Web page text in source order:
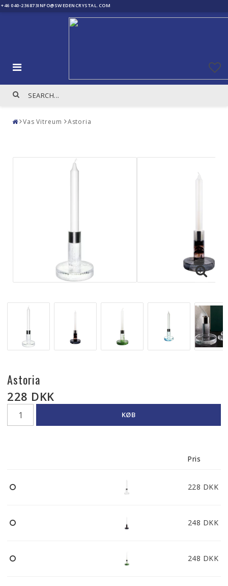
+46 040-236873INFO@SWEDENCRYSTAL.COM
Vas Vitreum Astoria
Astoria
228 DKK
KØB
Pris
228 DKK
248 DKK
248 DKK